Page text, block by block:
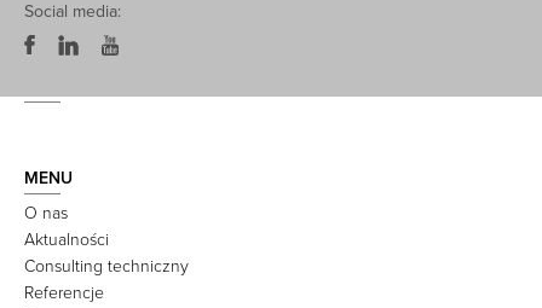
Social media:
MENU
O nas
Aktualności
Consulting techniczny
Referencje